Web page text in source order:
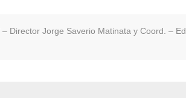
Director Jorge Saverio Matinata y Coord. – Ed.